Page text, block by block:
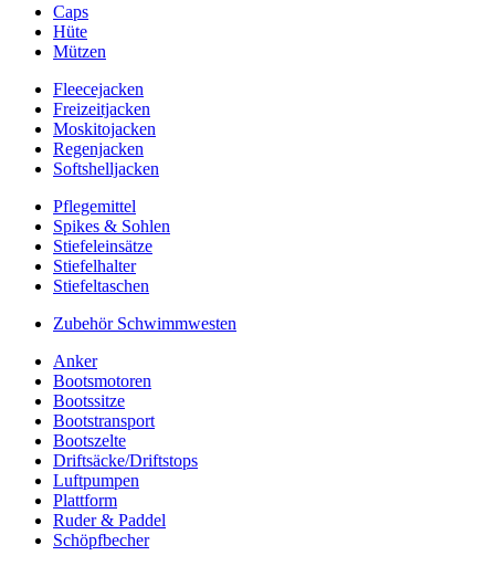
Caps
Hüte
Mützen
Fleecejacken
Freizeitjacken
Moskitojacken
Regenjacken
Softshelljacken
Pflegemittel
Spikes & Sohlen
Stiefeleinsätze
Stiefelhalter
Stiefeltaschen
Zubehör Schwimmwesten
Anker
Bootsmotoren
Bootssitze
Bootstransport
Bootszelte
Driftsäcke/Driftstops
Luftpumpen
Plattform
Ruder & Paddel
Schöpfbecher